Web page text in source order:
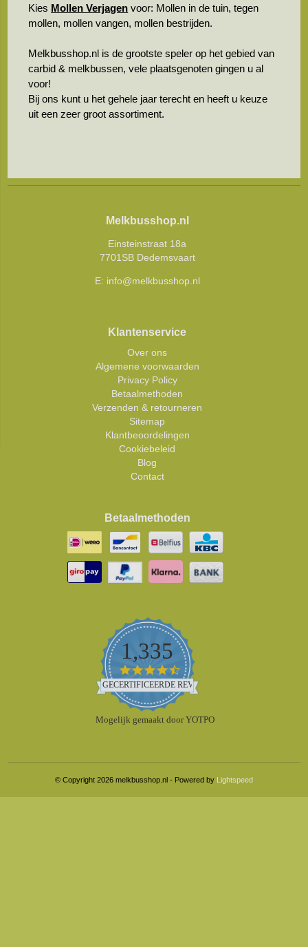
Kies Mollen Verjagen voor: Mollen in de tuin, tegen
mollen, mollen vangen, mollen bestrijden.
Melkbusshop.nl is de grootste speler op het gebied van
carbid & melkbussen, vele plaatsgenoten gingen u al
voor!
Bij ons kunt u het gehele jaar terecht en heeft u keuze
uit een zeer groot assortiment.
Melkbusshop.nl
Einsteinstraat 18a
7701SB Dedemsvaart
E: info@melkbusshop.nl
Klantenservice
Over ons
Algemene voorwaarden
Privacy Policy
Betaalmethoden
Verzenden & retourneren
Sitemap
Klantbeoordelingen
Cookiebeleid
Blog
Contact
Betaalmethoden
1,335
4.5
star
rating
GECERTIFICEERDE REVIEWS
Mogelijk gemaakt door YOTPO
© Copyright 2026 melkbusshop.nl - Powered by Lightspeed